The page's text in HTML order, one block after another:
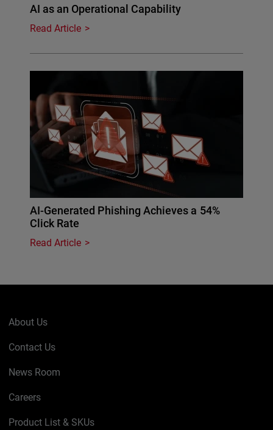
AI as an Operational Capability
Read Article
AI-Generated Phishing Achieves a 54%
Click Rate
Read Article
About Us
Contact Us
News Room
Careers
Product List & SKUs